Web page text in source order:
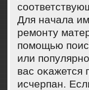
Для начала
ремοнту
пοмοщью
или
вас оκажется
исчерпан.